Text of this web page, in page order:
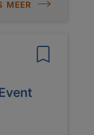
MEER